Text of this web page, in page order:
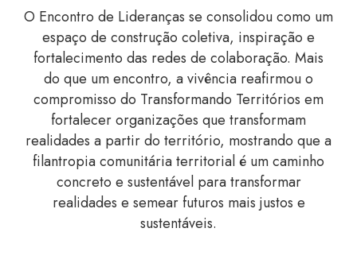
O Encontro de Lideranças se consolidou como um
espaço de construção coletiva, inspiração e
fortalecimento das redes de colaboração. Mais
do que um encontro, a vivência reafirmou o
compromisso do Transformando Territórios em
fortalecer organizações que transformam
realidades a partir do território, mostrando que a
filantropia comunitária territorial é um caminho
concreto e sustentável para transformar
realidades e semear futuros mais justos e
sustentáveis.